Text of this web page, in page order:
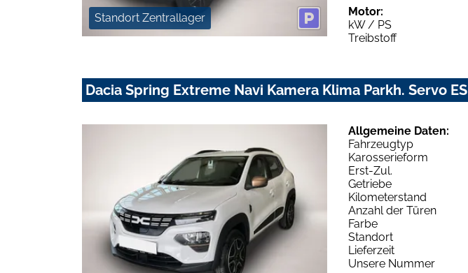
Standort Zentrallager
Motor:
kW / PS
Treibstoff
Dacia Spring Extreme Navi Kamera Klima Parkh. Servo ES
Allgemeine Daten:
Fahrzeugtyp
Karosserieform
Erst-Zul.
Getriebe
Kilometerstand
Anzahl der Türen
Farbe
Standort
Lieferzeit
Unsere Nummer